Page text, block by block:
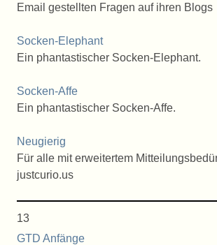
Email gestellten Fragen auf ihren Blogs
Socken-Elephant
Ein phantastischer Socken-Elephant.
Socken-Affe
Ein phantastischer Socken-Affe.
Neugierig
Für alle mit erweitertem
justcurio.us
13
GTD Anfänge